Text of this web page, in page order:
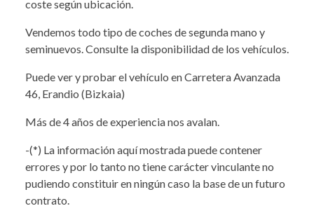
coste según ubicación.
Vendemos todo tipo de coches de segunda mano y
seminuevos. Consulte la disponibilidad de los vehículos.
Puede ver y probar el vehículo en Carretera Avanzada
46, Erandio (Bizkaia)
Más de 4 años de experiencia nos avalan.
-(*) La información aquí mostrada puede contener
errores y por lo tanto no tiene carácter vinculante no
pudiendo constituir en ningún caso la base de un futuro
contrato.